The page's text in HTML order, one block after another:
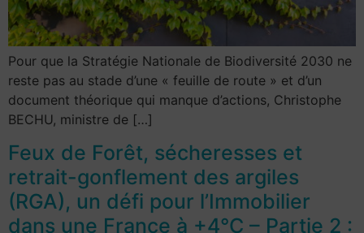
Pour que la Stratégie Nationale de Biodiversité 2030 ne
reste pas au stade d’une « feuille de route » et d’un
document théorique qui manque d’actions, Christophe
BECHU, ministre de […]
Feux de Forêt, sécheresses et
retrait-gonflement des argiles
(RGA), un défi pour l’Immobilier
dans une France à +4°C – Partie 2 :